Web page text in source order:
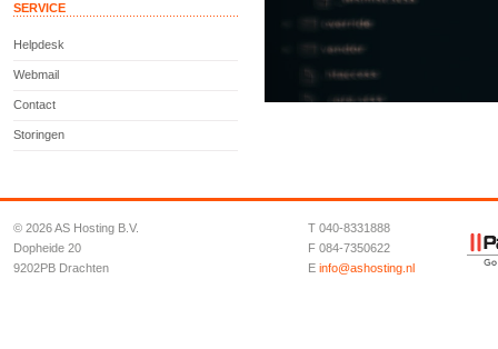
SERVICE
Helpdesk
Webmail
Contact
Storingen
© 2026 AS Hosting B.V.
Dopheide 20
9202PB Drachten
T 040-8331888
F 084-7350622
E info@ashosting.nl